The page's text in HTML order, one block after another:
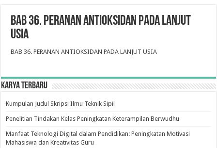
BAB 36. PERANAN ANTIOKSIDAN PADA LANJUT
USIA
BAB 36. PERANAN ANTIOKSIDAN PADA LANJUT USIA
Karya Terbaru
Kumpulan Judul Skripsi Ilmu Teknik Sipil
Penelitian Tindakan Kelas Peningkatan Keterampilan Berwudhu
Manfaat Teknologi Digital dalam Pendidikan: Peningkatan Motivasi
Mahasiswa dan Kreativitas Guru